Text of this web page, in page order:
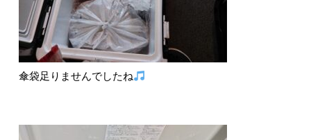
傘袋足りませんでしたね